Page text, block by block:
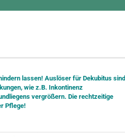
lassen! Auslöser für Dekubitus sind
wie z.B. Inkontinenz
vergrößern. Die rechtzeitige
Pflege!